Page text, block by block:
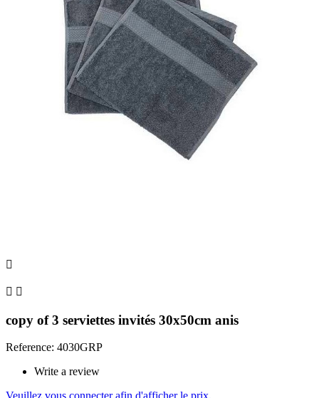

 
copy of 3 serviettes invités 30x50cm anis
Reference: 4030GRP
Write a review